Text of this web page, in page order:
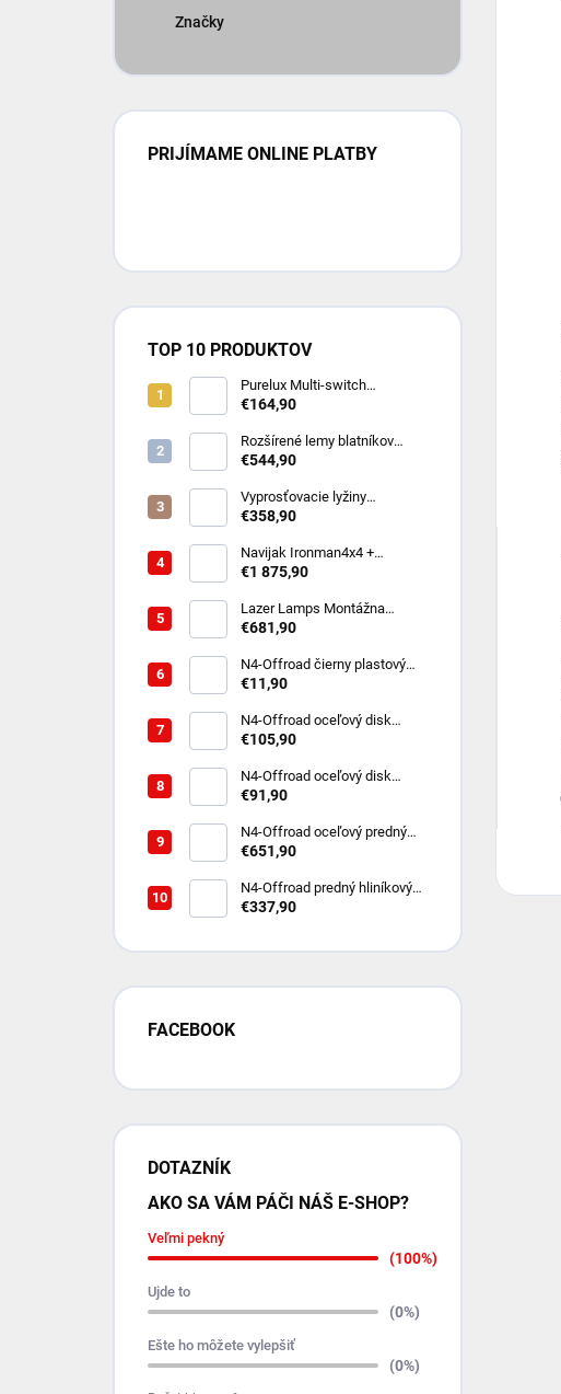
Značky
PRIJÍMAME ONLINE PLATBY
TOP 10 PRODUKTOV
Purelux Multi-switch
Dashboard Controller – RGB
(10-30V)
€164,90
Rozšírené lemy blatníkov
Toyota Hilux Revo (8/2020 -
€544,90
Vyprosťovacie lyžiny
MAXTRAX MKII - rôzne farby
€358,90
Navijak Ironman4x4 +
montážna sada na TOYOTA
/diesel
€1 875,90
Lazer Lamps Montážna
súprava do prednej masky
(2024+) vrátane 2x ST4
€681,90
N4-Offroad čierny plastový
uzavretý kryt stredového
rozstup 6x114,3
€11,90
N4-Offroad oceľový disk
Triangular 7x16 6x114.3 čierny
€105,90
N4‑Offroad oceľový disk
TRIANGLE 7x15 5x139,7 ET‑6
€91,90
N4‑Offroad oceľový predný
nárazník s prípravou na
€651,90
N4‑Offroad predný hliníkový
kryt motora 8 mm pre Suzuki
€337,90
FACEBOOK
DOTAZNÍK
AKO SA VÁM PÁČI NÁŠ E-SHOP?
Veľmi pekný
(100%)
Ujde to
(0%)
Ešte ho môžete vylepšiť
(0%)